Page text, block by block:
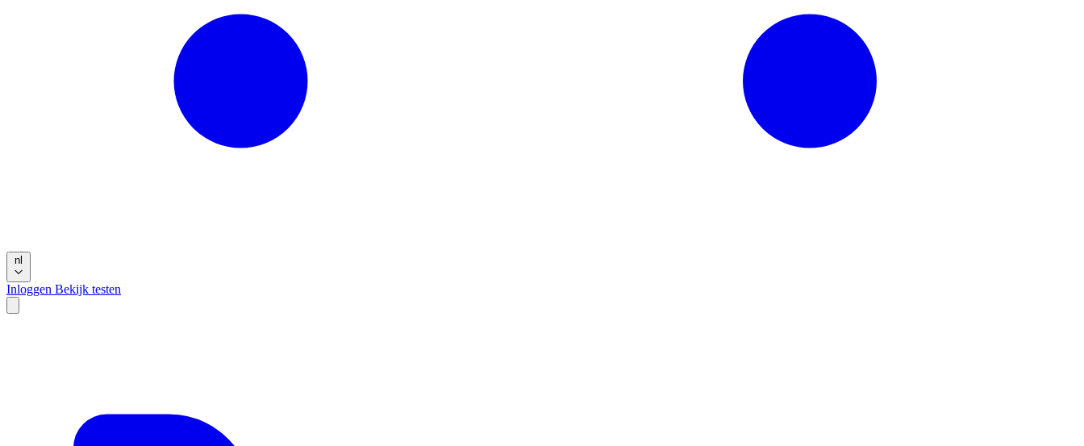
nl
Inloggen Bekijk testen